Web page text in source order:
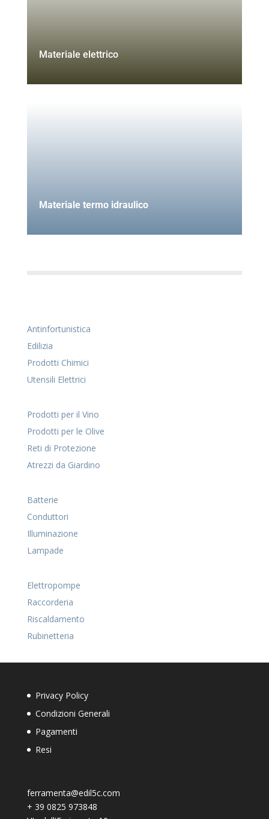
Materiale elettrico
Materiale termo idraulico
Antinfortunistica
Edilizia
Prodotti Chimici
Utensili Elettrici
Prodotti per il Vino
Prodotti per le Olive
Reti di Protezione
Atrezzi da Giardino
Batterie
Conduttori
Illuminazione
Lampade
Elettropompe
Raccorderia
Riscaldamento
Rubinetteria
Privacy Policy
Condizioni Generali
Pagamenti
Resi
ferramenta@edil5c.com
+ 39 0825 973848